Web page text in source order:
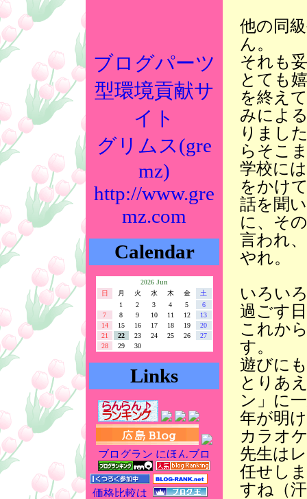
ブログパーツ
型環境貢献サ
イト
グリムス(gre
mz)
http://www.gre
mz.com
Calendar
2026 Jun
日
月 火 水 木 金
土
1
2 3 4 5
6
7
8 9 10 11 12
13
14
15 16 17 18 19
20
21
22 23 24 25 26
27
28
29 30
Links
他の同
ん。
それも
とても
を終え
みによ
りまし
らそこ
学校に
をかけ
話を聞
に、そ
言われ
やれ。
いろい
過ごす
これか
す。
遊びに
とりあ
ン」に
年が明
カラオ
先生は
任せし
すね（